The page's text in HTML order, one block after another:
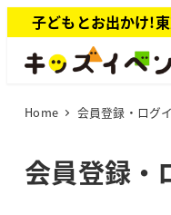
イ
子どもとお出かけ!
Home 会員登録・ログ
会員登録・